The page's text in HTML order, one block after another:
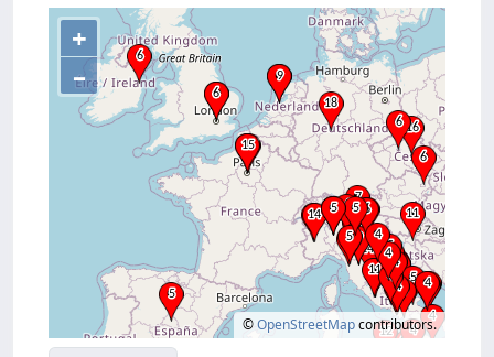
+
–
©OpenStreetMapcontributors.